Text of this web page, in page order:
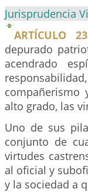
Jurisprudencia
ARTÍCULO
depurado
acendrado
compañerismo
alto grado, las
Uno de sus
conjunto de
virtudes
al oficial y
y la sociedad a